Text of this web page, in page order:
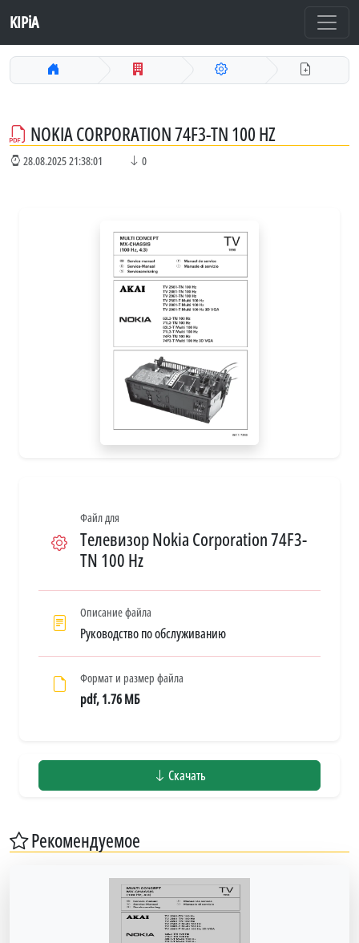
KIPiA
NOKIA CORPORATION 74F3-TN 100 HZ
28.08.2025 21:38:01 0
Файл для
Телевизор Nokia Corporation 74F3-
TN 100 Hz
Описание файла
Руководство по обслуживанию
Формат и размер файла
pdf, 1.76 МБ
Скачать
Рекомендуемое